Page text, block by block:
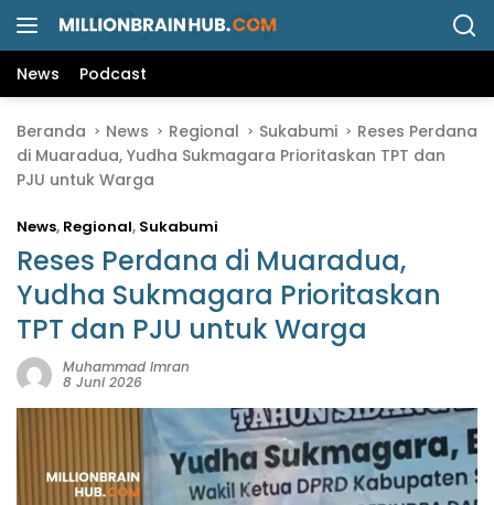
News Podcast
Beranda News Regional Sukabumi
Reses Perdana
di Muaradua, Yudha Sukmagara Prioritaskan TPT dan
PJU untuk Warga
News, Regional, Sukabumi
Reses Perdana di Muaradua,
Yudha Sukmagara Prioritaskan
TPT dan PJU untuk Warga
Muhammad Imran
8 Juni 2026